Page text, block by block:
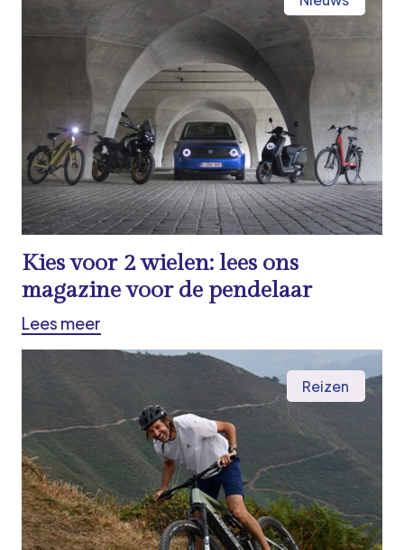
Kies voor 2 wielen: lees ons
magazine voor de pendelaar
Lees meer
Reizen